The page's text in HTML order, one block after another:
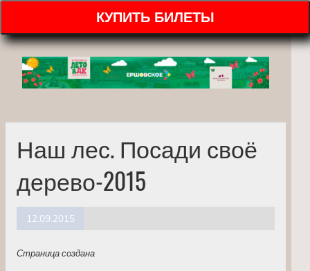
КУПИТЬ БИЛЕТЫ
Наш лес. Посади своё
дерево-2015
12.09.2015
Страница создана